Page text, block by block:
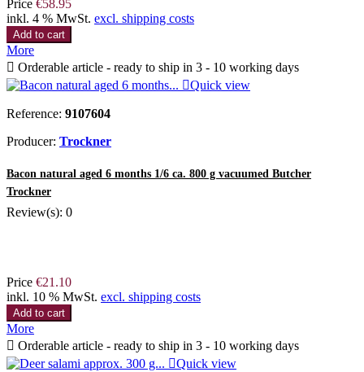
Price €58.95
inkl. 4 % MwSt. excl. shipping costs
Add to cart
More
 Orderable article - ready to ship in 3 - 10 working days
Quick view
Reference: 9107604
Producer: Trockner
Bacon natural aged 6 months 1/6 ca. 800 g vacuumed Butcher
Trockner
Review(s): 0
Price €21.10
inkl. 10 % MwSt. excl. shipping costs
Add to cart
More
 Orderable article - ready to ship in 3 - 10 working days
Quick view